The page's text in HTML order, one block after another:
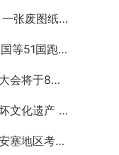
中国央视新闻：菲律宾再挑事端 一张废图纸划不走中国黄岩岛
第11届吴哥国际马拉松赛开跑 中国等51国跑者齐聚暹粒
柬埔寨农业高质量发展国际合作大会将于8月20日举行
世界遗产委员会谴责武装冲突破坏文化遗产 柬埔寨呼吁依法追责并加强国际合作
外国驻柬埔寨武官前往柬泰边境安塞地区考察 柬方介绍“危险握手”事件及边境情况